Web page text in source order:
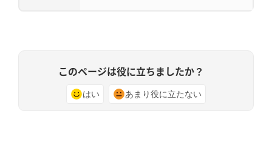
このページは役に立ちましたか？
はい あまり役に立たない